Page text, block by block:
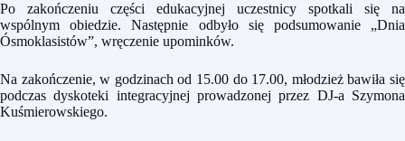
Po zakończeniu części edukacyjnej uczestnicy spotkali się na
wspólnym obiedzie. Następnie odbyło się podsumowanie „Dnia
Ósmoklasistów”, wręczenie upominków.
Na zakończenie, w godzinach od 15.00 do 17.00, młodzież bawiła się
podczas dyskoteki integracyjnej prowadzonej przez DJ-a Szymona
Kuśmierowskiego.